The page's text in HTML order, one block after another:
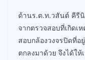
ด้านร.ต.ท.วสันต์ คีรี
จากตรวจสอบที่เกิดเ
สอบกล้องวงจรปิดที่อ
ตกลงมาด้วย จึงได้ใ